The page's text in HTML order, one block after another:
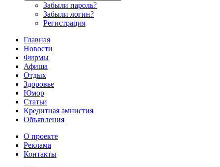
Забыли пароль?
Забыли логин?
Регистрация
Главная
Новости
Фирмы
Афиша
Отдых
Здоровье
Юмор
Статьи
Кредитная амнистия
Объявления
О проекте
Реклама
Контакты